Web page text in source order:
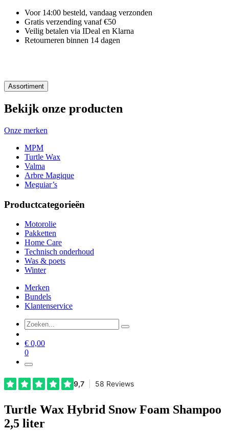
Voor 14:00 besteld, vandaag verzonden
Gratis verzending vanaf €50
Veilig betalen via IDeal en Klarna
Retourneren binnen 14 dagen
Assortiment
Bekijk onze producten
Onze merken
MPM
Turtle Wax
Valma
Arbre Magique
Meguiar’s
Productcategorieën
Motorolie
Pakketten
Home Care
Technisch onderhoud
Was & poets
Winter
Merken
Bundels
Klantenservice
€ 0,00
0
Turtle Wax Hybrid Snow Foam Shampoo
2,5 liter